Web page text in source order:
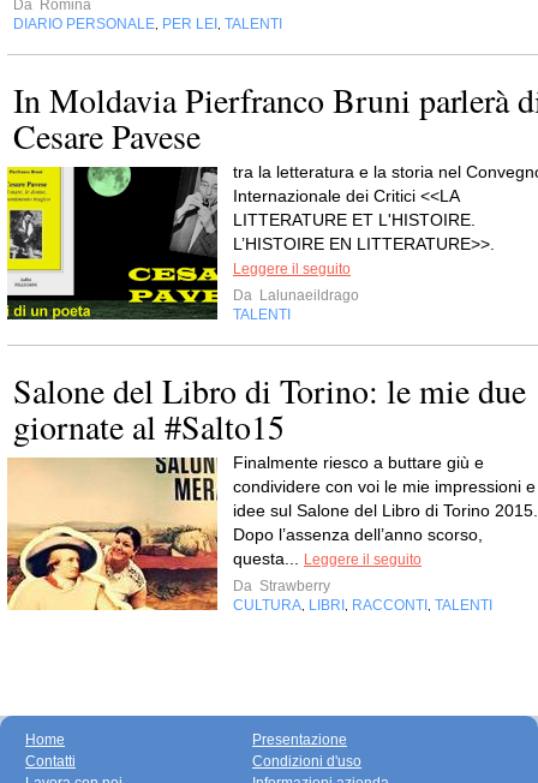
Da Romina
DIARIO PERSONALE PER LEI TALENTI
In Moldavia Pierfranco Bruni parlerà
Cesare Pavese
tra la letteratura e la storia nel
Internazionale dei Critici <<LA
LITTERATURE ET L'HISTOIRE.
L’HISTOIRE EN LITTERATURE>>.
Leggere il seguito
Da Lalunaeildrago
TALENTI
Salone del Libro di Torino: le mie due
giornate al #Salto15
Finalmente riesco a buttare giù e
condividere con voi le mie impressioni e
idee sul Salone del Libro di Torino 2015.
Dopo l’assenza dell’anno scorso,
questa...
Leggere il seguito
Da Strawberry
CULTURA LIBRI RACCONTI TALENTI
Home
Contatti
Presentazione
Condizioni d'uso